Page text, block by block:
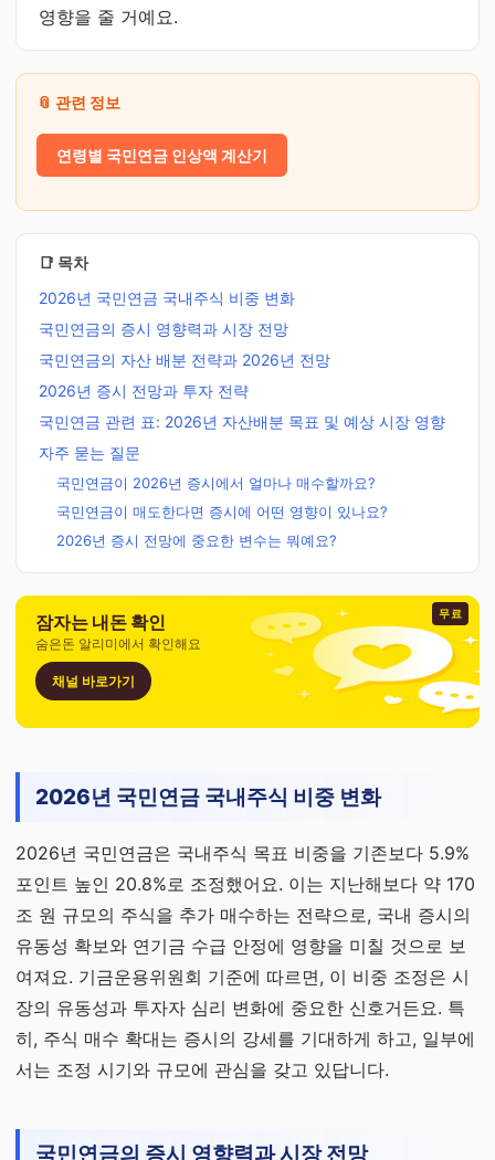
영향을 줄 거예요.
📎 관련 정보
연령별 국민연금 인상액 계산기
📑 목차
2026년 국민연금 국내주식 비중 변화
국민연금의 증시 영향력과 시장 전망
국민연금의 자산 배분 전략과 2026년 전망
2026년 증시 전망과 투자 전략
국민연금 관련 표: 2026년 자산배분 목표 및 예상 시장 영향
자주 묻는 질문
국민연금이 2026년 증시에서 얼마나 매수할까요?
국민연금이 매도한다면 증시에 어떤 영향이 있나요?
2026년 증시 전망에 중요한 변수는 뭐예요?
무료
잠자는 내돈 확인
숨은돈 알리미에서 확인해요
채널 바로가기
2026년 국민연금 국내주식 비중 변화
2026년 국민연금은 국내주식 목표 비중을 기존보다 5.9%
포인트 높인 20.8%로 조정했어요. 이는 지난해보다 약 170
조 원 규모의 주식을 추가 매수하는 전략으로, 국내 증시의
유동성 확보와 연기금 수급 안정에 영향을 미칠 것으로 보
여져요. 기금운용위원회 기준에 따르면, 이 비중 조정은 시
장의 유동성과 투자자 심리 변화에 중요한 신호거든요. 특
히, 주식 매수 확대는 증시의 강세를 기대하게 하고, 일부에
서는 조정 시기와 규모에 관심을 갖고 있답니다.
국민연금의 증시 영향력과 시장 전망